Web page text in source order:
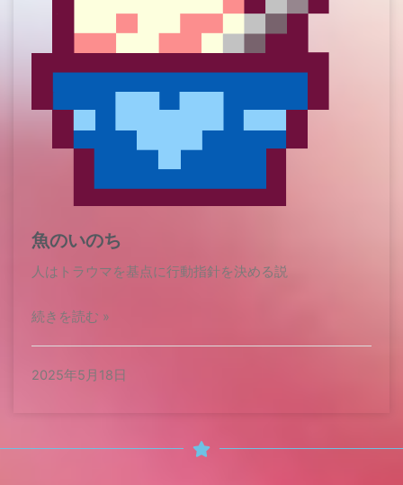
魚のいのち
人はトラウマを基点に行動指針を決める説
続きを読む »
2025年5月18日